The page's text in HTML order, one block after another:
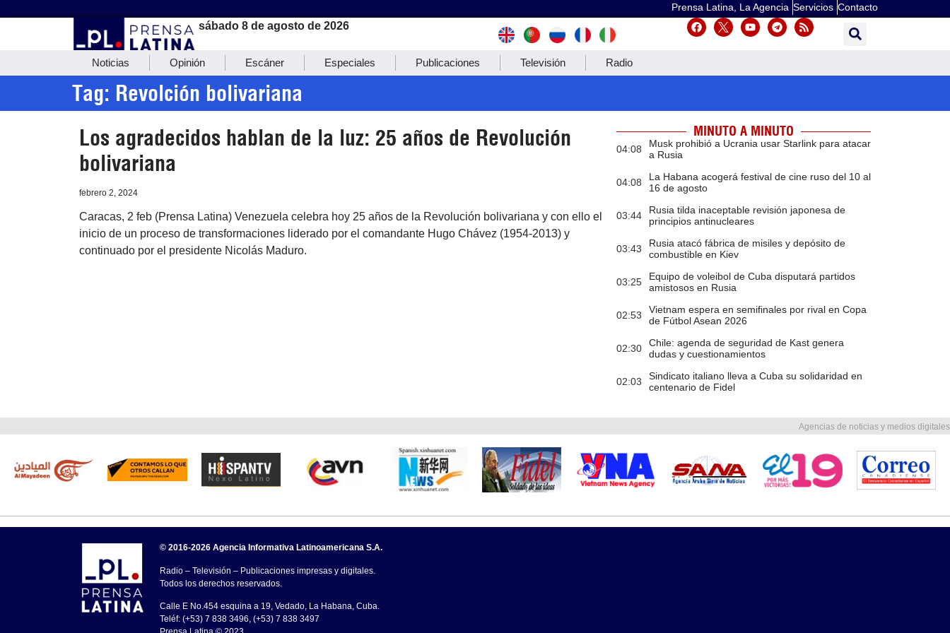
Prensa Latina, La Agencia Servicios Contacto
sábado 8 de agosto de 2026
Noticias Opinión Escáner Especiales Publicaciones Televisión Radio
Tag: Revolción bolivariana
Los agradecidos hablan de la luz: 25 años de Revolución
bolivariana
febrero 2, 2024
Caracas, 2 feb (Prensa Latina) Venezuela celebra hoy 25 años de la Revolución bolivariana y con ello el
inicio de un proceso de transformaciones liderado por el comandante Hugo Chávez (1954-2013) y
continuado por el presidente Nicolás Maduro.
MINUTO A MINUTO
04:08
Musk prohibió a Ucrania usar Starlink para atacar
a Rusia
04:08
La Habana acogerá festival de cine ruso del 10 al
16 de agosto
03:44
Rusia tilda inaceptable revisión japonesa de
principios antinucleares
03:43
Rusia atacó fábrica de misiles y depósito de
combustible en Kiev
03:25
Equipo de voleibol de Cuba disputará partidos
amistosos en Rusia
02:53
Vietnam espera en semifinales por rival en Copa
de Fútbol Asean 2026
02:30
Chile: agenda de seguridad de Kast genera
dudas y cuestionamientos
02:03
Sindicato italiano lleva a Cuba su solidaridad en
centenario de Fidel
Agencias de noticias y medios digitales
© 2016-2026 Agencia Informativa Latinoamericana S.A.
Radio – Televisión – Publicaciones impresas y digitales.
Todos los derechos reservados.
Calle E No.454 esquina a 19, Vedado, La Habana, Cuba.
Teléf: (+53) 7 838 3496, (+53) 7 838 3497